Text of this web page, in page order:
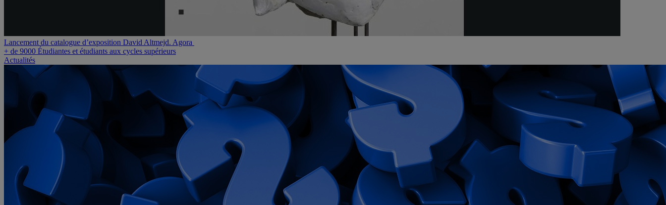
Lancement du catalogue d’exposition David Altmejd. Agora
+ de 9000 Étudiantes et étudiants aux cycles supérieurs
Actualités